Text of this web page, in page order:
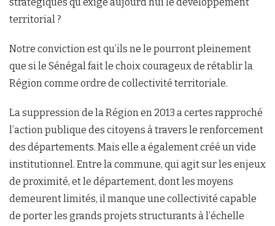
territorial ?
Notre conviction est qu’ils ne le pourront pleinement
que si le Sénégal fait le choix courageux de rétablir la
Région comme ordre de collectivité territoriale.
La suppression de la Région en 2013 a certes rapproché
l’action publique des citoyens à travers le renforcement
des départements. Mais elle a également créé un vide
institutionnel. Entre la commune, qui agit sur les enjeux
de proximité, et le département, dont les moyens
demeurent limités, il manque une collectivité capable
de porter les grands projets structurants à l’échelle